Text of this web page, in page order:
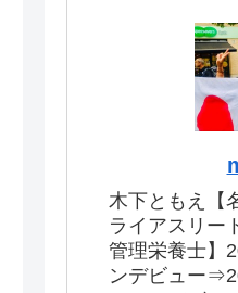
木下ともえ【
ライアスリー
管理栄養士】
ンデビュー